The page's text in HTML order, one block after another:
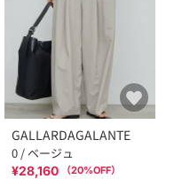
GALLARDAGALANTE
0 / ベージュ
¥28,160 （20%OFF）